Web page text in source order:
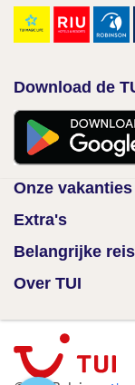
Download de
Onze vakanties
Extra's
Belangrijke
Over TUI